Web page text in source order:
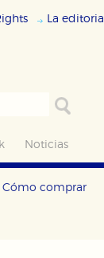
La editorial
Noticias
Cómo comprar